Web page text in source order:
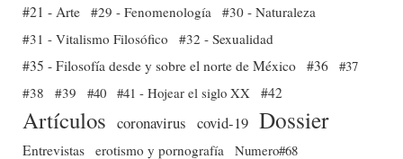
#21 - Arte #29 - Fenomenología
#30 - Naturaleza
#31 - Vitalismo Filosófico
#32 - Sexualidad
#35 - Filosofía desde y sobre el norte de México #36 #37
#38
#39 #40 #41 - Hojear el siglo XX #42
Artículos coronavirus covid-19 Dossier
Entrevistas erotismo y pornografía
Numero#68